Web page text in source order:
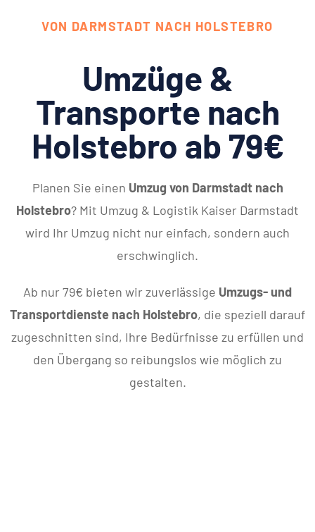
VON DARMSTADT NACH HOLSTEBRO
Umzüge &
Transporte nach
Holstebro ab 79€
Planen Sie einen Umzug von Darmstadt nach
Holstebro? Mit Umzug & Logistik Kaiser Darmstadt
wird Ihr Umzug nicht nur einfach, sondern auch
erschwinglich.
Ab nur 79€ bieten wir zuverlässige Umzugs- und
Transportdienste nach Holstebro, die speziell darauf
zugeschnitten sind, Ihre Bedürfnisse zu erfüllen und
den Übergang so reibungslos wie möglich zu
gestalten.